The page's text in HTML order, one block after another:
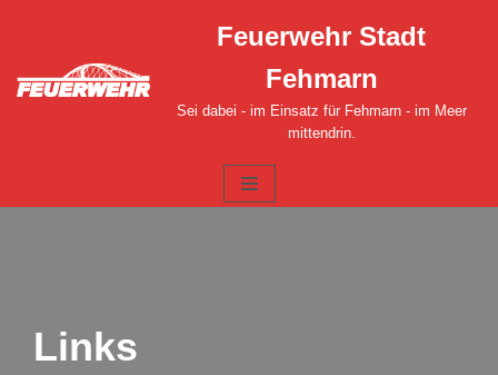
Inhalt
Feuerwehr Stadt
Fehmarn
Sei dabei - im Einsatz für Fehmarn - im Meer
mittendrin.
Links